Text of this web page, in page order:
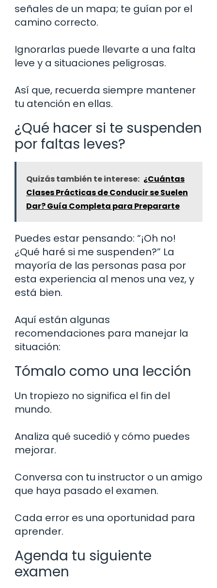
señales de un mapa; te guían por el
camino correcto.
Ignorarlas puede llevarte a una falta
leve y a situaciones peligrosas.
Así que, recuerda siempre mantener
tu atención en ellas.
¿Qué hacer si te suspenden
por faltas leves?
Quizás también te interese: ¿Cuántas
Clases Prácticas de Conducir se Suelen
Dar? Guía Completa para Prepararte
Puedes estar pensando: “¡Oh no!
¿Qué haré si me suspenden?” La
mayoría de las personas pasa por
esta experiencia al menos una vez, y
está bien.
Aquí están algunas
recomendaciones para manejar la
situación:
Tómalo como una lección
Un tropiezo no significa el fin del
mundo.
Analiza qué sucedió y cómo puedes
mejorar.
Conversa con tu instructor o un amigo
que haya pasado el examen.
Cada error es una oportunidad para
aprender.
Agenda tu siguiente
examen